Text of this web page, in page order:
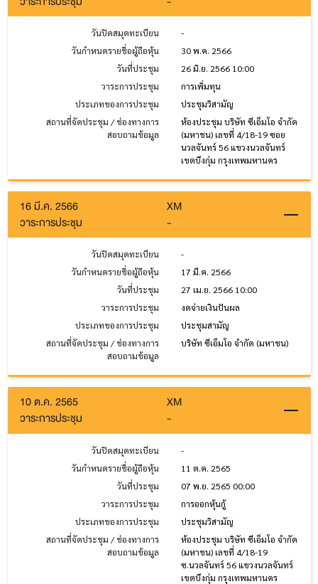
วันปิดสมุดทะเบียน
-
วันกำหนดรายชื่อผู้ถือหุ้น
30 พ.ค. 2566
วันที่ประชุม
26 มิ.ย. 2566 10:00
วาระการประชุม
การเพิ่มทุน
ประเภทของการประชุม
ประชุมวิสามัญ
สถานที่จัดประชุม / ช่องทางการ
สอบถามข้อมูล
ห้องประชุม บริษัท ซีเอ็มโอ จำกัด
(มหาชน) เลขที่ 4/18-19 ซอย
นวลจันทร์ 56 แขวงนวลจันทร์
เขตบึงกุ่ม กรุงเทพมหานคร
16 มี.ค. 2566
XM
วาระการประชุม
-
วันปิดสมุดทะเบียน
-
วันกำหนดรายชื่อผู้ถือหุ้น
17 มี.ค. 2566
วันที่ประชุม
27 เม.ย. 2566 10:00
วาระการประชุม
งดจ่ายเงินปันผล
ประเภทของการประชุม
ประชุมสามัญ
สถานที่จัดประชุม / ช่องทางการ
สอบถามข้อมูล
บริษัท ซีเอ็มโอ จำกัด (มหาชน)
10 ต.ค. 2565
XM
วาระการประชุม
-
วันปิดสมุดทะเบียน
-
วันกำหนดรายชื่อผู้ถือหุ้น
11 ต.ค. 2565
วันที่ประชุม
07 พ.ย. 2565 00:00
วาระการประชุม
การออกหุ้นกู้
ประเภทของการประชุม
ประชุมวิสามัญ
สถานที่จัดประชุม / ช่องทางการ
สอบถามข้อมูล
ห้องประชุม บริษัท ซีเอ็มโอ จำกัด
(มหาชน) เลขที่ 4/18-19
ซ.นวลจันทร์ 56 แขวงนวลจันทร์
เขตบึงกุ่ม กรุงเทพมหานคร